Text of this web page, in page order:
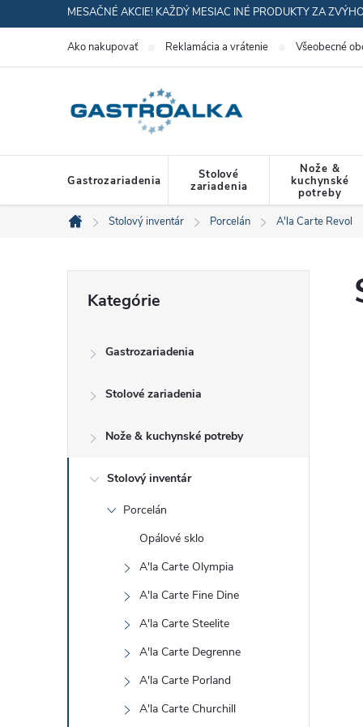
na
MESAČNÉ AKCIE! KAŽDÝ MESIAC INÉ PRODUKTY ZA
Ako nakupovať Reklamácia a vrátenie Všeobecné
Gastrozariadenia
Stolové
zariadenia
Nože &
kuchynské
potreby
Domov
Stolový inventár Porcelán A'la Carte Revol
ý
kategórie
Kategórie
Gastrozariadenia
Stolové zariadenia
Nože & kuchynské potreby
Stolový inventár
Porcelán
Opálové sklo
A'la Carte Olympia
A'la Carte Fine Dine
A'la Carte Steelite
A'la Carte Degrenne
A'la Carte Porland
A'la Carte Churchill